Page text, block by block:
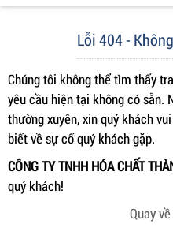
Lỗi 404 -
Chúng tôi không thể tìm thấy
yêu cầu hiện tại không có sẵn.
thường xuyên, xin quý khách
biết về sự cố quý khách gặp.
CÔNG TY TNHH HÓA CHẤT
quý khách!
Quay